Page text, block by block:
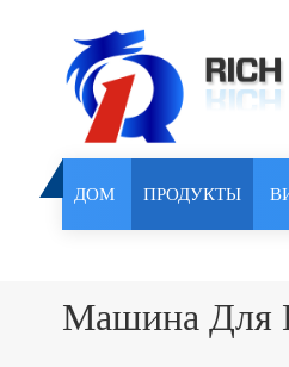
ДОМ ПРОДУКТЫ
Машина Для